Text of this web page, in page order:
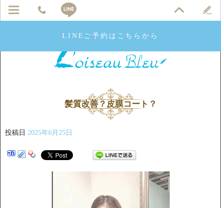
LINEご予約はこちらから
髪質改善？皮膜コート？
投稿日 2025年6月25日